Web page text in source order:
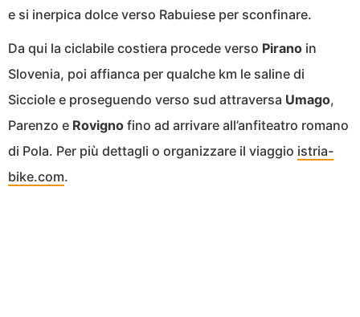
e si inerpica dolce verso Rabuiese per sconfinare.
Da qui la ciclabile costiera procede verso Pirano in
Slovenia, poi affianca per qualche km le saline di
Sicciole e proseguendo verso sud attraversa Umago,
Parenzo e Rovigno fino ad arrivare all’anfiteatro romano
di Pola. Per più dettagli o organizzare il viaggio istria-
bike.com.